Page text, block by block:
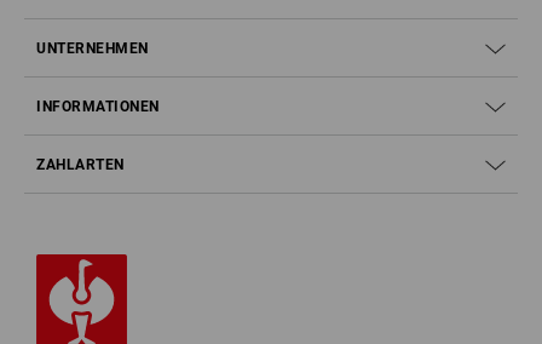
UNTERNEHMEN
INFORMATIONEN
ZAHLARTEN